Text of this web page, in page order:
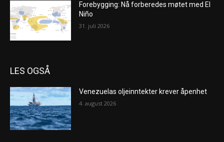
Forebygging: Nå forberedes møtet med El
Niño
31. juli 2026
LES OGSÅ
Venezuelas oljeinntekter krever åpenhet
4. august 2026